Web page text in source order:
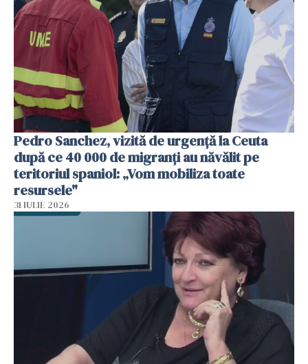
Pedro Sanchez, vizită de urgență la Ceuta
după ce 40 000 de migranți au năvălit pe
teritoriul spaniol: „Vom mobiliza toate
resursele"
31 IULIE 2026